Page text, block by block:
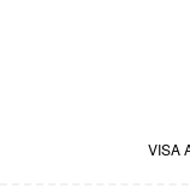
VISA